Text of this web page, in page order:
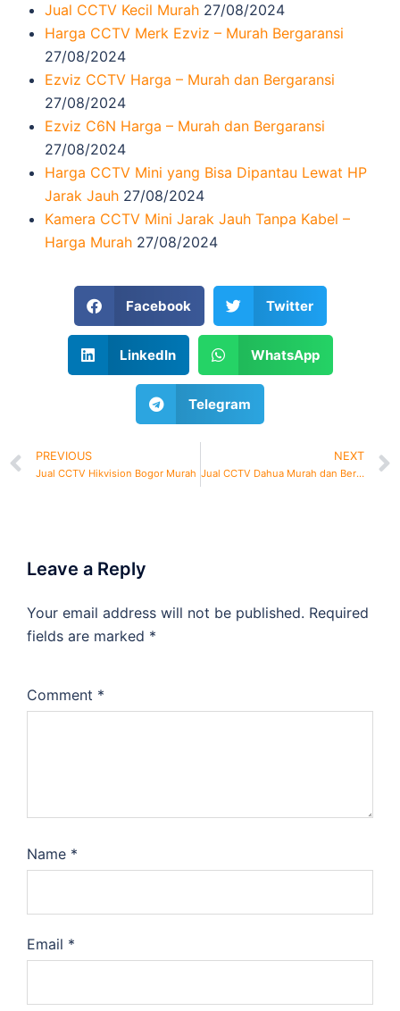
Jual CCTV Kecil Murah 27/08/2024
Harga CCTV Merk Ezviz – Murah Bergaransi
27/08/2024
Ezviz CCTV Harga – Murah dan Bergaransi
27/08/2024
Ezviz C6N Harga – Murah dan Bergaransi
27/08/2024
Harga CCTV Mini yang Bisa Dipantau Lewat HP
Jarak Jauh 27/08/2024
Kamera CCTV Mini Jarak Jauh Tanpa Kabel –
Harga Murah 27/08/2024
Facebook Twitter
LinkedIn WhatsApp
Telegram
PREVIOUS
Jual CCTV Hikvision Bogor Murah
NEXT
Jual CCTV Dahua Murah dan Bergaransi
Leave a Reply
Your email address will not be published. Required
fields are marked *
Comment *
Name *
Email *